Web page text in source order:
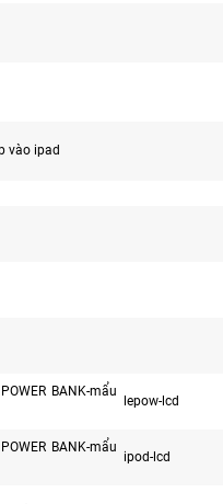
vào ipad
BANK-mẩu
lepow-lcd
BANK-mẩu
ipod-lcd